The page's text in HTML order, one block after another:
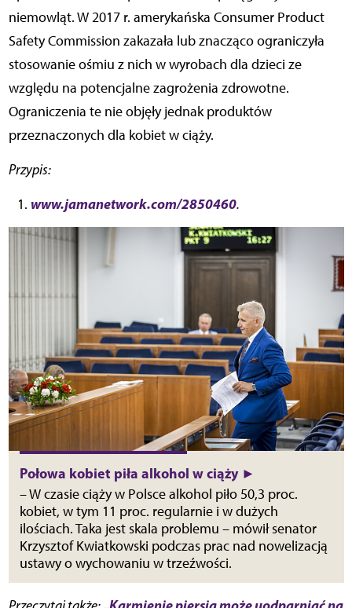
niemowląt. W 2017 r. amerykańska Consumer Product
Safety Commission zakazała lub znacząco ograniczyła
stosowanie ośmiu z nich w wyrobach dla dzieci ze
względu na potencjalne zagrożenia zdrowotne.
Ograniczenia te nie objęły jednak produktów
przeznaczonych dla kobiet w ciąży.
Przypis:
www.jamanetwork.com/2850460.
Połowa kobiet piła alkohol w ciąży ►
– W czasie ciąży w Polsce alkohol piło 50,3 proc.
kobiet, w tym 11 proc. regularnie i w dużych
ilościach. Taka jest skala problemu – mówił senator
Krzysztof Kwiatkowski podczas prac nad nowelizacją
ustawy o wychowaniu w trzeźwości.